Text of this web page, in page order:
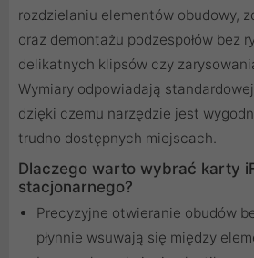
rozdzielaniu elementów obudowy,
oraz demontażu podzespołów bez
delikatnych klipsów czy
Wymiary odpowiadają
dzięki czemu narzędzie jest
trudno dostępnych miejscach.
Dlaczego warto wybrać karty
stacjonarnego?
Precyzyjne otwieranie obudów
płynnie wsuwają się między